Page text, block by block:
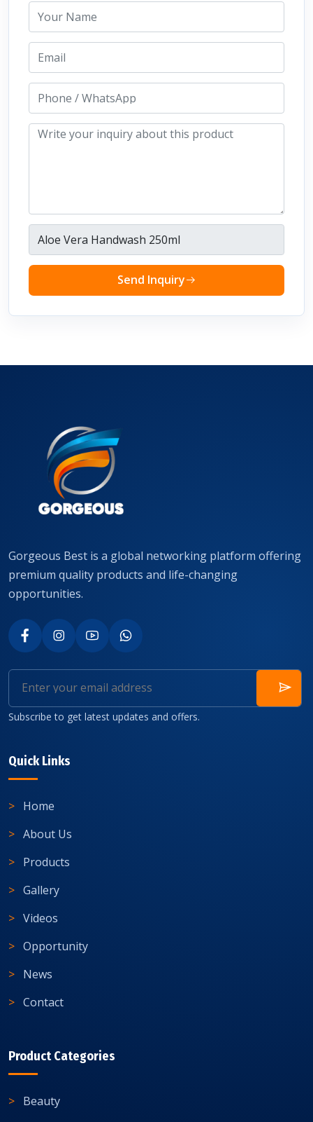
Send Inquiry
Gorgeous Best is a global networking platform offering
premium quality products and life-changing
opportunities.
Subscribe to get latest updates and offers.
Quick Links
Home
About Us
Products
Gallery
Videos
Opportunity
News
Contact
Product Categories
Beauty